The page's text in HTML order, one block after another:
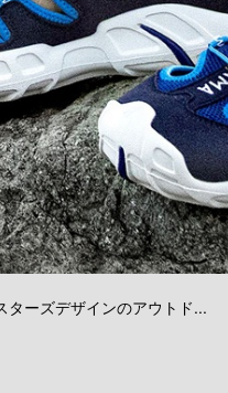
ターズデザインのアウトド...